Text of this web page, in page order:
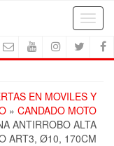
EN MOVILES Y
» CANDADO MOTO
ANTIRROBO ALTA
ART3, Ø10, 170CM